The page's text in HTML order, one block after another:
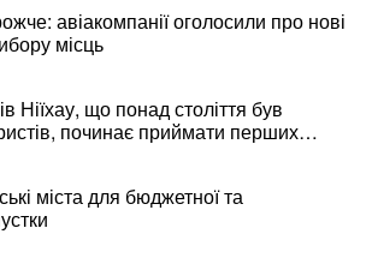
авіакомпанії оголосили про нові
місць
Ніїхау, що понад століття був
починає приймати перших
міста для бюджетної та